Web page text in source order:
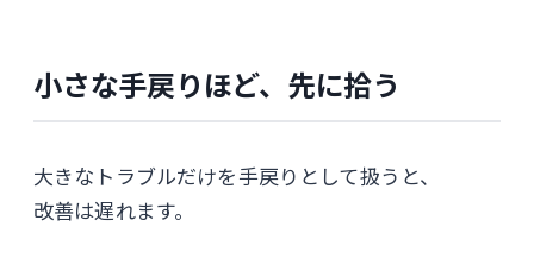
小さな手戻りほど、先に拾う
大きなトラブルだけを手戻りとして扱うと、
改善は遅れます。